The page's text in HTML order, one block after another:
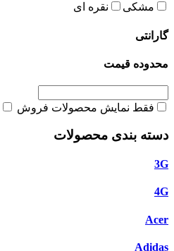
مشکی نقره ای
گارانتی
محدوده قیمت
فقط نمایش محصولات فروش
دسته بندی محصولات
3G
4G
Acer
Adidas